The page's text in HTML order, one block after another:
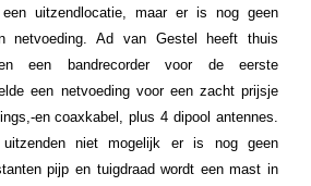
uitzendlocatie, maar er is nog geen
netvoeding. Ad van Gestel heeft thuis
een bandrecorder voor de eerste
een netvoeding voor een zacht prijsje
en coaxkabel, plus 4 dipool antennes.
niet mogelijk er is nog geen
pijp en tuigdraad wordt een mast in